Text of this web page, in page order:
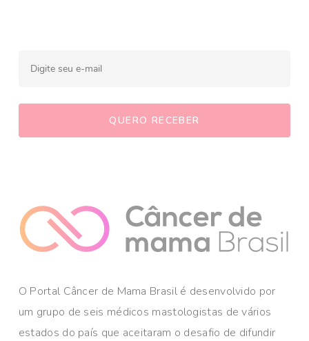
O Portal Câncer de Mama Brasil é desenvolvido por
um grupo de seis médicos mastologistas de vários
estados do país que aceitaram o desafio de difundir